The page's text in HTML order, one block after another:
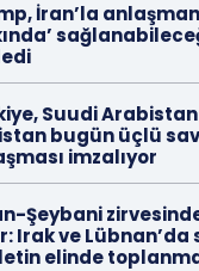
İran’la
Suudi
bugün üçlü
imzalıyor
Şeybani
Irak ve
elinde